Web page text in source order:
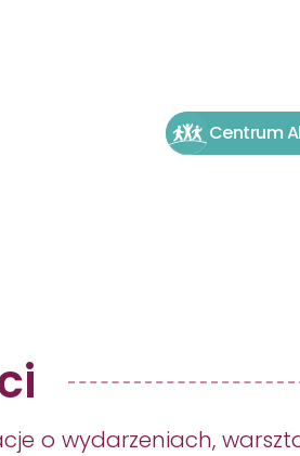
Centrum
o wydarzeniach,